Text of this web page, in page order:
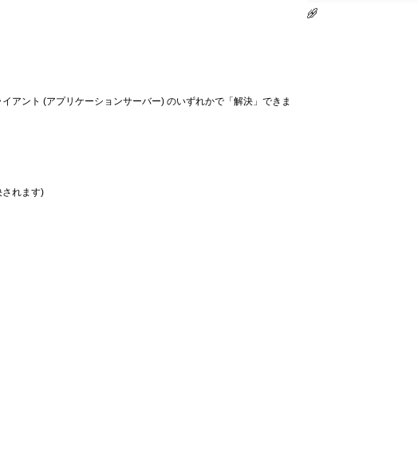
アント (アプリケーションサーバー) のいずれかで「解決」できま
れます)